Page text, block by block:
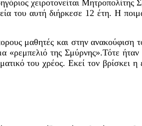
χειροτονείται Μητροπολίτης
του αυτή διήρκεσε 12 έτη. Η
μαθητές και στην ανακούφιση
της Σμύρνης».Τότε ήταν
του χρέος. Εκεί τον βρίσκει η